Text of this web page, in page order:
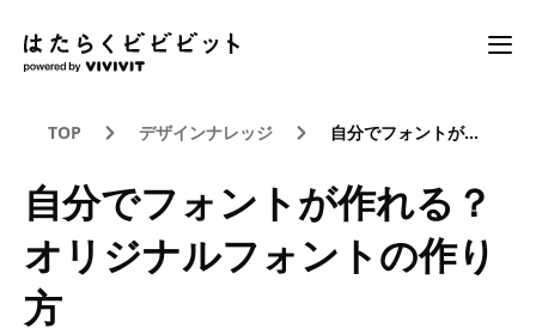
TOP デザインナレッジ 自分でフォントが作れる？オリジナルフォントの作り方
自分でフォントが作れる？
オリジナルフォントの作り
方